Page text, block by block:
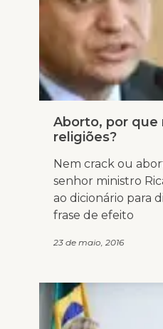
Aborto, por que
religiões?
Nem crack ou
senhor ministro
ao dicionário para
frase de efeito
23 de maio, 2016